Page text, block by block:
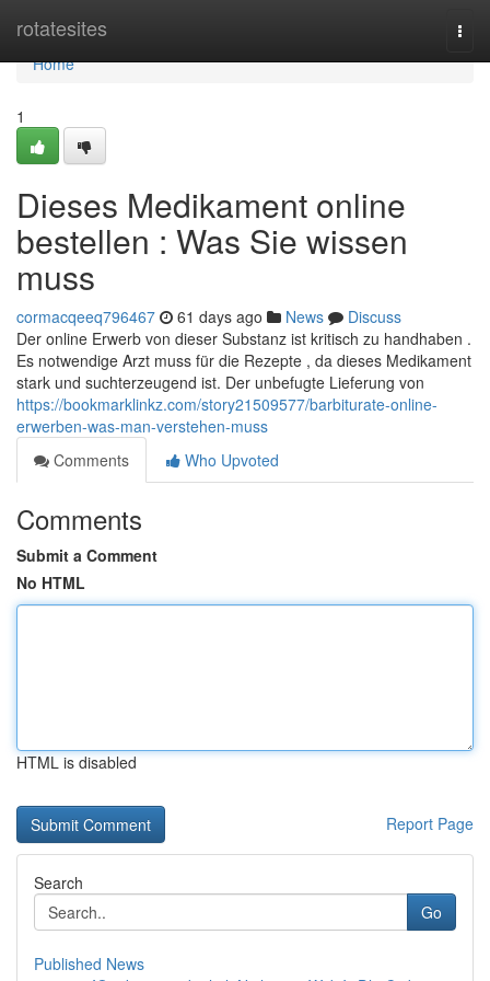
rotatesites
Home
Home
1
Dieses Medikament online
bestellen : Was Sie wissen
muss
cormacqeeq796467 61 days ago News
Discuss
Der online Erwerb von dieser Substanz ist kritisch zu handhaben .
Es notwendige Arzt muss für die Rezepte , da dieses Medikament
stark und suchterzeugend ist. Der unbefugte Lieferung von
https://bookmarklinkz.com/story21509577/barbiturate-online-
erwerben-was-man-verstehen-muss
Comments
Who Upvoted
Comments
Submit a Comment
No HTML
HTML is disabled
Report Page
Search
Go
Published News